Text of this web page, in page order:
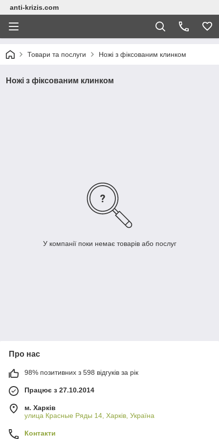
anti-krizis.com
Товари та послуги Ножі з фіксованим клинком
Ножі з фіксованим клинком
У компанії поки немає товарів або послуг
Про нас
98% позитивних з 598 відгуків за рік
Працює з 27.10.2014
м. Харків
улица Красные Ряды 14, Харків, Україна
Контакти